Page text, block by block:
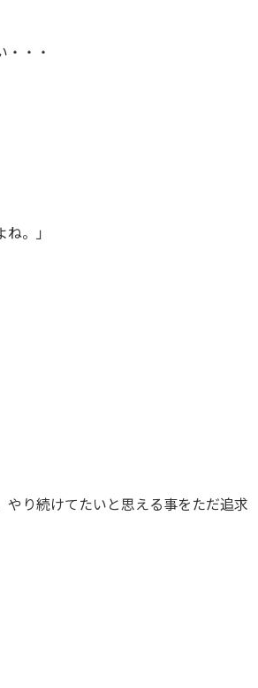
・・・
。」
やり続けてたいと思える事をただ追求